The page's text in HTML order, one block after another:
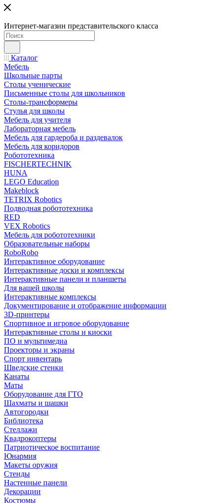
Интернет-магазин представительского класса
Каталог
Мебель
Школьные парты
Столы ученические
Письменные столы для школьников
Столы-трансформеры
Стулья для школы
Мебель для учителя
Лабораторная мебель
Мебель для гардероба и раздевалок
Мебель для коридоров
Робототехника
FISCHERTECHNIK
HUNA
LEGO Education
Makeblock
TETRIX Robotics
Подводная робототехника
RED
VEX Robotics
Мебель для робототехники
Образовательные наборы
RoboRobo
Интерактивное оборудование
Интерактивные доски и комплексы
Интерактивные панели и планшеты
Для вашей школы
Интерактивные комплексы
Документирование и отображение информации
3D-принтеры
Спортивное и игровое оборудование
Интерактивные столы и киоски
ПО и мультимедиа
Проекторы и экраны
Спорт инвентарь
Шведские стенки
Канаты
Маты
Оборудование для ГТО
Шахматы и шашки
Автогородки
Библиотека
Стеллажи
Квадрокоптеры
Патриотическое воспитание
Юнармия
Макеты оружия
Стенды
Настенные панели
Декорации
Костюмы